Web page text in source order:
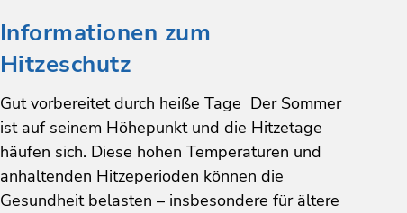
Informationen zum
Hitzeschutz
Gut vorbereitet durch heiße Tage Der Sommer
ist auf seinem Höhepunkt und die Hitzetage
häufen sich. Diese hohen Temperaturen und
anhaltenden Hitzeperioden können die
Gesundheit belasten – insbesondere für ältere